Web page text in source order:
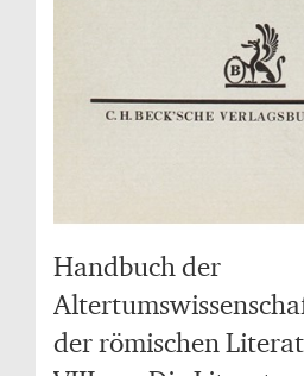
Handbuch der
der römischen